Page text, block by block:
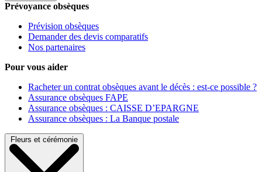
Prévoyance obsèques
Prévision obsèques
Demander des devis comparatifs
Nos partenaires
Pour vous aider
Racheter un contrat obsèques avant le décès : est-ce possible ?
Assurance obsèques FAPE
Assurance obsèques : CAISSE D’EPARGNE
Assurance obsèques : La Banque postale
Fleurs et cérémonie